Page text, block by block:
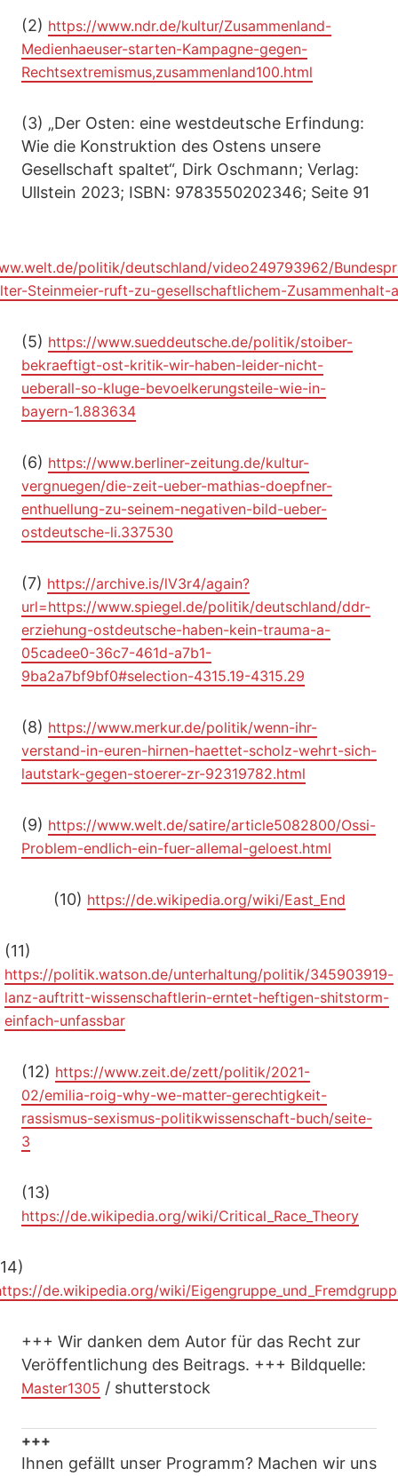
(2) https://www.ndr.de/kultur/Zusammenland-
Medienhaeuser-starten-Kampagne-gegen-
Rechtsextremismus,zusammenland100.html
(3) „Der Osten: eine westdeutsche Erfindung:
Wie die Konstruktion des Ostens unsere
Gesellschaft spaltet“, Dirk Oschmann; Verlag:
Ullstein 2023; ISBN: 9783550202346; Seite 91
politik/deutschland/video249793962/
Steinmeier-ruft-zu-gesellschaftlichem-Zusammenhalt-
(5) https://www.sueddeutsche.de/politik/stoiber-
bekraeftigt-ost-kritik-wir-haben-leider-nicht-
ueberall-so-kluge-bevoelkerungsteile-wie-in-
bayern-1.883634
(6) https://www.berliner-zeitung.de/kultur-
vergnuegen/die-zeit-ueber-mathias-doepfner-
enthuellung-zu-seinem-negativen-bild-ueber-
ostdeutsche-li.337530
(7) https://archive.is/lV3r4/again?
url=https://www.spiegel.de/politik/deutschland/ddr-
erziehung-ostdeutsche-haben-kein-trauma-a-
05cadee0-36c7-461d-a7b1-
9ba2a7bf9bf0#selection-4315.19-4315.29
(8) https://www.merkur.de/politik/wenn-ihr-
verstand-in-euren-hirnen-haettet-scholz-wehrt-sich-
lautstark-gegen-stoerer-zr-92319782.html
(9) https://www.welt.de/satire/article5082800/Ossi-
Problem-endlich-ein-fuer-allemal-geloest.html
(10) https://de.wikipedia.org/wiki/East_End
(11)
https://politik.watson.de/unterhaltung/politik/345903919-
lanz-auftritt-wissenschaftlerin-erntet-heftigen-shitstorm-
einfach-unfassbar
(12) https://www.zeit.de/zett/politik/2021-
02/emilia-roig-why-we-matter-gerechtigkeit-
rassismus-sexismus-politikwissenschaft-buch/seite-
3
(13)
https://de.wikipedia.org/wiki/Critical_Race_Theory
de.wikipedia.org/wiki/
+++ Wir danken dem Autor für das Recht zur
Veröffentlichung des Beitrags. +++ Bildquelle:
Master1305 / shutterstock
+++
Ihnen gefällt unser Programm? Machen wir uns